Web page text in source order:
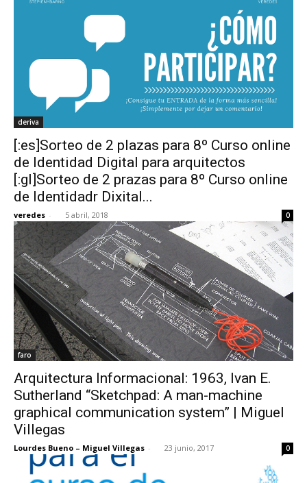
deriva
[:es]Sorteo de 2 plazas para 8º Curso online
de Identidad Digital para arquitectos
[:gl]Sorteo de 2 prazas para 8º Curso online
de Identidadr Dixital...
veredes - 5 abril, 2018 0
faro
Arquitectura Informacional: 1963, Ivan E.
Sutherland “Sketchpad: A man-machine
graphical communication system” | Miguel
Villegas
Lourdes Bueno – Miguel Villegas - 23 junio, 2017 0